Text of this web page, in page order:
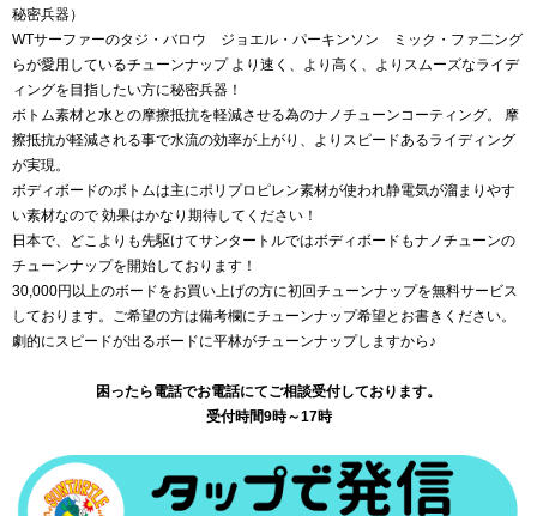
秘密兵器）
WTサーファーのタジ・バロウ ジョエル・パーキンソン ミック・ファ二ング
らが愛用しているチューンナップ より速く、より高く、よりスムーズなライデ
ィングを目指したい方に秘密兵器！
ボトム素材と水との摩擦抵抗を軽減させる為のナノチューンコーティング。 摩
擦抵抗が軽減される事で水流の効率が上がり、よりスピードあるライディング
が実現。
ボディボードのボトムは主にポリプロピレン素材が使われ静電気が溜まりやす
い素材なので 効果はかなり期待してください！
日本で、どこよりも先駆けてサンタートルではボディボードもナノチューンの
チューンナップを開始しております！
30,000円以上のボードをお買い上げの方に初回チューンナップを無料サービス
しております。ご希望の方は備考欄にチューンナップ希望とお書きください。
劇的にスピードが出るボードに平林がチューンナップしますから♪
困ったら電話でお電話にてご相談受付しております。
受付時間9時～17時